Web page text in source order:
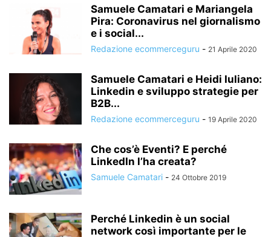
Samuele Camatari e Mariangela
Pira: Coronavirus nel giornalismo
e i social...
Redazione ecommerceguru - 21 Aprile 2020
Samuele Camatari e Heidi Iuliano:
Linkedin e sviluppo strategie per
B2B...
Redazione ecommerceguru - 19 Aprile 2020
Che cos’è Eventi? E perché
LinkedIn l’ha creata?
Samuele Camatari - 24 Ottobre 2019
Perché Linkedin è un social
network così importante per le